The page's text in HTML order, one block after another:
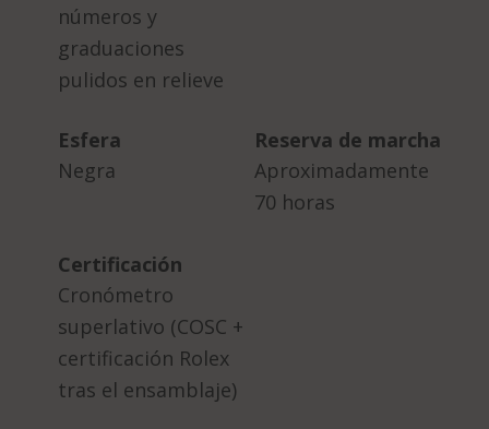
números y
graduaciones
pulidos en relieve
Esfera
Negra
Reserva de marcha
Aproximadamente
70 horas
Certificación
Cronómetro
superlativo (COSC +
certificación Rolex
tras el ensamblaje)